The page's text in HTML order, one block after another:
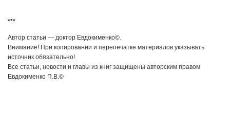
***
Автор статьи — доктор Евдокименко©.
Внимание! При копировании и перепечатке материалов указывать
источник обязательно!
Все статьи, новости и главы из книг защищены авторским правом
Евдокименко П.В.©